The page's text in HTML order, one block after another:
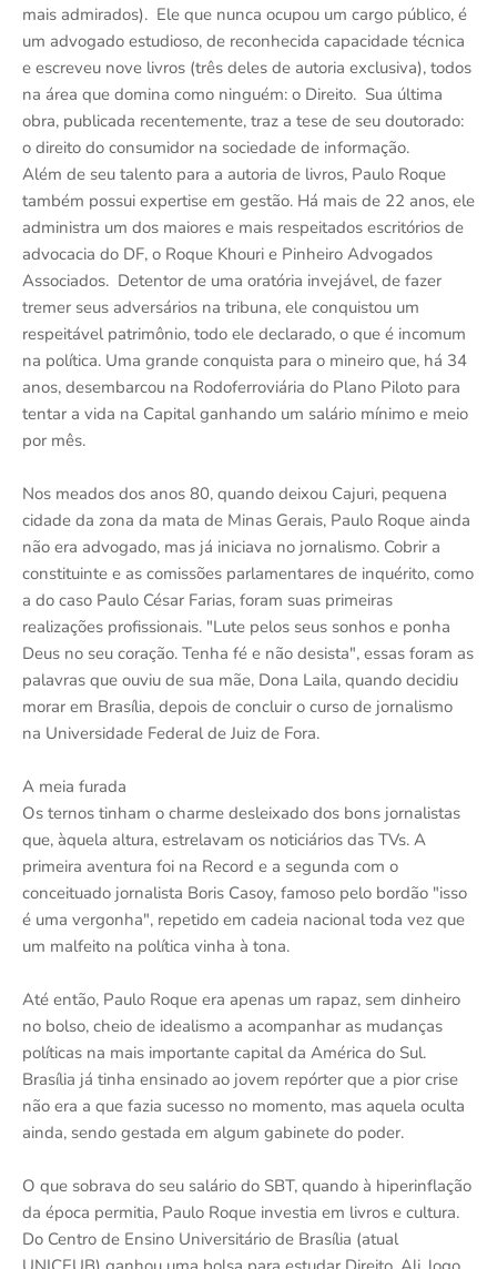
mais admirados). Ele que nunca ocupou um cargo público, é
um advogado estudioso, de reconhecida capacidade técnica
e escreveu nove livros (três deles de autoria exclusiva), todos
na área que domina como ninguém: o Direito. Sua última
obra, publicada recentemente, traz a tese de seu doutorado:
o direito do consumidor na sociedade de informação.
Além de seu talento para a autoria de livros, Paulo Roque
também possui expertise em gestão. Há mais de 22 anos, ele
administra um dos maiores e mais respeitados escritórios de
advocacia do DF, o Roque Khouri e Pinheiro Advogados
Associados. Detentor de uma oratória invejável, de fazer
tremer seus adversários na tribuna, ele conquistou um
respeitável patrimônio, todo ele declarado, o que é incomum
na política. Uma grande conquista para o mineiro que, há 34
anos, desembarcou na Rodoferroviária do Plano Piloto para
tentar a vida na Capital ganhando um salário mínimo e meio
por mês.
Nos meados dos anos 80, quando deixou Cajuri, pequena
cidade da zona da mata de Minas Gerais, Paulo Roque ainda
não era advogado, mas já iniciava no jornalismo. Cobrir a
constituinte e as comissões parlamentares de inquérito, como
a do caso Paulo César Farias, foram suas primeiras
realizações profissionais. "Lute pelos seus sonhos e ponha
Deus no seu coração. Tenha fé e não desista", essas foram as
palavras que ouviu de sua mãe, Dona Laila, quando decidiu
morar em Brasília, depois de concluir o curso de jornalismo
na Universidade Federal de Juiz de Fora.
A meia furada
Os ternos tinham o charme desleixado dos bons jornalistas
que, àquela altura, estrelavam os noticiários das TVs. A
primeira aventura foi na Record e a segunda com o
conceituado jornalista Boris Casoy, famoso pelo bordão "isso
é uma vergonha", repetido em cadeia nacional toda vez que
um malfeito na política vinha à tona.
Até então, Paulo Roque era apenas um rapaz, sem dinheiro
no bolso, cheio de idealismo a acompanhar as mudanças
políticas na mais importante capital da América do Sul.
Brasília já tinha ensinado ao jovem repórter que a pior crise
não era a que fazia sucesso no momento, mas aquela oculta
ainda, sendo gestada em algum gabinete do poder.
O que sobrava do seu salário do SBT, quando à hiperinflação
da época permitia, Paulo Roque investia em livros e cultura.
Do Centro de Ensino Universitário de Brasília (atual